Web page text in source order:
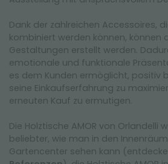
Dank der zahlreichen Accessoires,
kombiniert werden können, können
Gestaltungen erstellt werden.
emotionale und funktionale
es dem Kunden ermöglicht, positiv
seine Einkaufserfahrung zu
erneuten Kauf zu ermutigen.
Die Holztische AMOR von Orlandelli
beliebter, wie man in den
Gartencenter sehen kann